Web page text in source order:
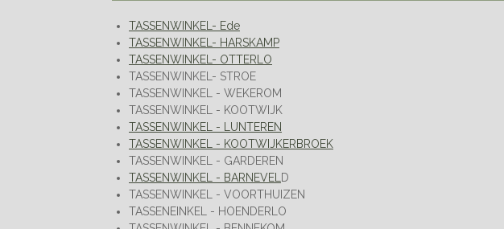
TASSENWINKEL- Ede
TASSENWINKEL- HARSKAMP
TASSENWINKEL- OTTERLO
TASSENWINKEL- STROE
TASSENWINKEL - WEKEROM
TASSENWINKEL - KOOTWIJK
TASSENWINKEL - LUNTEREN
TASSENWINKEL - KOOTWIJKERBROEK
TASSENWINKEL - GARDEREN
TASSENWINKEL - BARNEVEL
D
TASSENWINKEL - VOORTHUIZEN
TASSENEINKEL - HOENDERLO